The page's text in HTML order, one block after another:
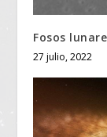
Fosos
27 julio, 2022